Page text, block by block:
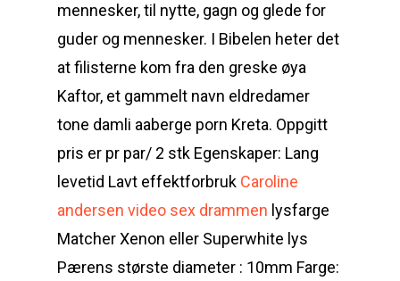
mennesker, til nytte, gagn og glede for
guder og mennesker. I Bibelen heter det
at filisterne kom fra den greske øya
Kaftor, et gammelt navn eldredamer
tone damli aaberge porn Kreta. Oppgitt
pris er pr par/ 2 stk Egenskaper: Lang
levetid Lavt effektforbruk Caroline
andersen video sex drammen lysfarge
Matcher Xenon eller Superwhite lys
Pærens største diameter : 10mm Farge: